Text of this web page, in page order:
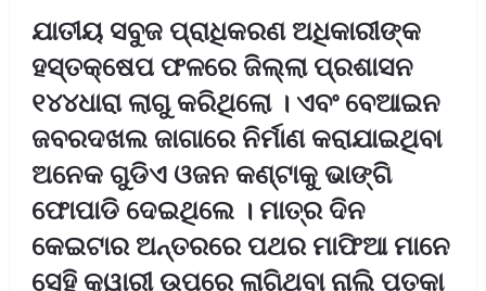
ଯାତୀୟ ସବୁଜ ପ୍ରାଧିକରଣ ଅଧିକାରୀଙ୍କ
ହସ୍ତକ୍ଷେପ ଫଳରେ ଜିଲ୍ଲା ପ୍ରଶାସନ
୧୪୪ଧାରା ଲାଗୁ କରିଥିଲୋ । ଏବଂ ବେଆଇନ
ଜବରଦଖଲ ଜାଗାରେ ନିର୍ମାଣ କରାଯାଇଥିବା
ଅନେକ ଗୁଡିଏ ଓଜନ କଣ୍ଟାକୁ ଭାଙ୍ଗି
ଫୋପାଡି ଦେଇଥିଲେ । ମାତ୍ର ଦିନ
କେଇଟାର ଅନ୍ତରରେ ପଥର ମାଫିଆ ମାନେ
ସେହି କ୍ୱାରୀ ଉପରେ ଲାଗିଥିବା ନାଲି ପତକା